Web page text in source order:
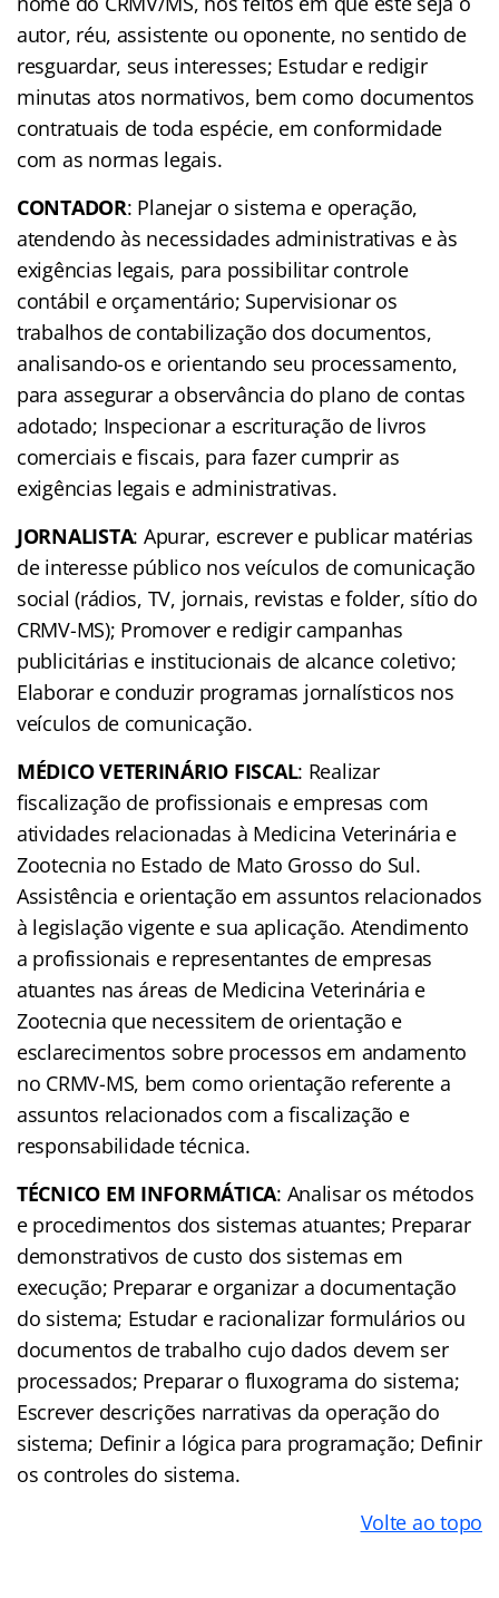
autor, réu, assistente ou oponente, no sentido de
resguardar, seus interesses; Estudar e redigir
minutas atos normativos, bem como documentos
contratuais de toda espécie, em conformidade
com as normas legais.
CONTADOR: Planejar o sistema e operação,
atendendo às necessidades administrativas e às
exigências legais, para possibilitar controle
contábil e orçamentário; Supervisionar os
trabalhos de contabilização dos documentos,
analisando-os e orientando seu processamento,
para assegurar a observância do plano de contas
adotado; Inspecionar a escrituração de livros
comerciais e fiscais, para fazer cumprir as
exigências legais e administrativas.
JORNALISTA: Apurar, escrever e publicar matérias
de interesse público nos veículos de comunicação
social (rádios, TV, jornais, revistas e folder, sítio do
CRMV-MS); Promover e redigir campanhas
publicitárias e institucionais de alcance coletivo;
Elaborar e conduzir programas jornalísticos nos
veículos de comunicação.
MÉDICO VETERINÁRIO FISCAL: Realizar
fiscalização de profissionais e empresas com
atividades relacionadas à Medicina Veterinária e
Zootecnia no Estado de Mato Grosso do Sul.
Assistência e orientação em assuntos relacionados
à legislação vigente e sua aplicação. Atendimento
a profissionais e representantes de empresas
atuantes nas áreas de Medicina Veterinária e
Zootecnia que necessitem de orientação e
esclarecimentos sobre processos em andamento
no CRMV-MS, bem como orientação referente a
assuntos relacionados com a fiscalização e
responsabilidade técnica.
TÉCNICO EM INFORMÁTICA: Analisar os métodos
e procedimentos dos sistemas atuantes; Preparar
demonstrativos de custo dos sistemas em
execução; Preparar e organizar a documentação
do sistema; Estudar e racionalizar formulários ou
documentos de trabalho cujo dados devem ser
processados; Preparar o fluxograma do sistema;
Escrever descrições narrativas da operação do
sistema; Definir a lógica para programação; Definir
os controles do sistema.
Volte ao topo